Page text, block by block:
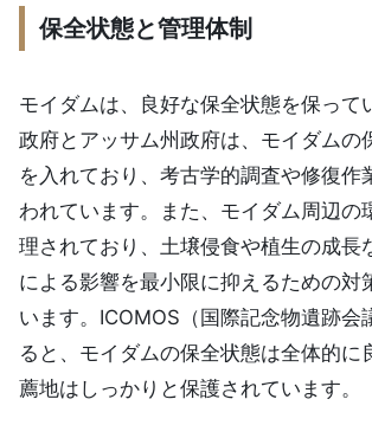
保全状態と管理体制
モイダムは、良好な保全状態を保って
政府とアッサム州政府は、モイダムの
を入れており、考古学的調査や修復作
われています。また、モイダム周辺の
理されており、土壌侵食や植生の成長
による影響を最小限に抑えるための対
います。ICOMOS（国際記念物遺跡会
ると、モイダムの保全状態は全体的に
薦地はしっかりと保護されています。